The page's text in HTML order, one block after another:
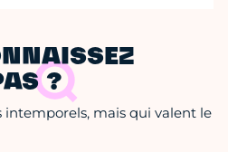
?
intemporels, mais qui valent le